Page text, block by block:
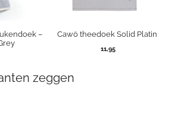
–
Cawö theedoek Solid Platin
11,95
zeggen